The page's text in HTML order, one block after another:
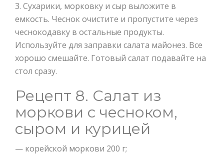
3. Сухарики, морковку и сыр выложите в
емкость. Чеснок очистите и пропустите через
чеснокодавку в остальные продукты.
Используйте для заправки салата майонез. Все
хорошо смешайте. Готовый салат подавайте на
стол сразу.
Рецепт 8. Салат из
моркови с чесноком,
сыром и курицей
— корейской моркови 200 г;